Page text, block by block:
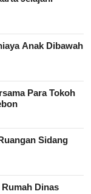
Anak Dibawah
Para Tokoh
Sidang
Dinas